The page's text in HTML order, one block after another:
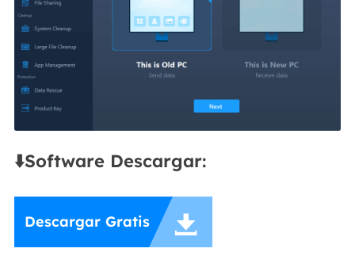
⬇️Software Descargar:
Descargar Gratis 